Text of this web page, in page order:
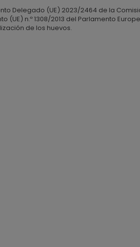
Delegado (UE) 2023/2464 de la
(UE) n.º 1308/2013 del Parlamento
de los huevos.